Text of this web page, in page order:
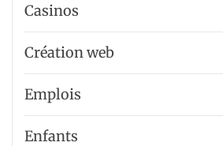
Casinos
Création web
Emplois
Enfants